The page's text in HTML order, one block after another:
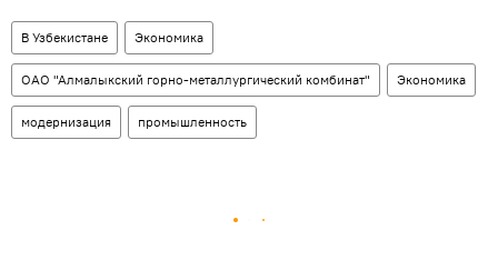
В Узбекистане Экономика
ОАО "Алмалыкский горно-металлургический комбинат" Экономика
модернизация промышленность